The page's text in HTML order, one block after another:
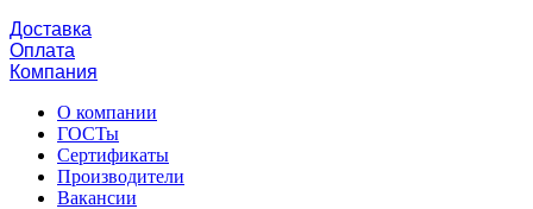
Доставка
Оплата
Компания
О компании
ГОСТы
Сертификаты
Производители
Вакансии